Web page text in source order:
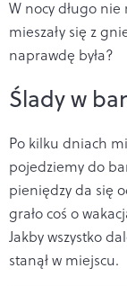
W nocy długo
mieszały się z
naprawdę była?
Ślady w
Po kilku dniach
pojedziemy do
pieniędzy da się
grało coś o
Jakby wszystko
stanął w miejscu.